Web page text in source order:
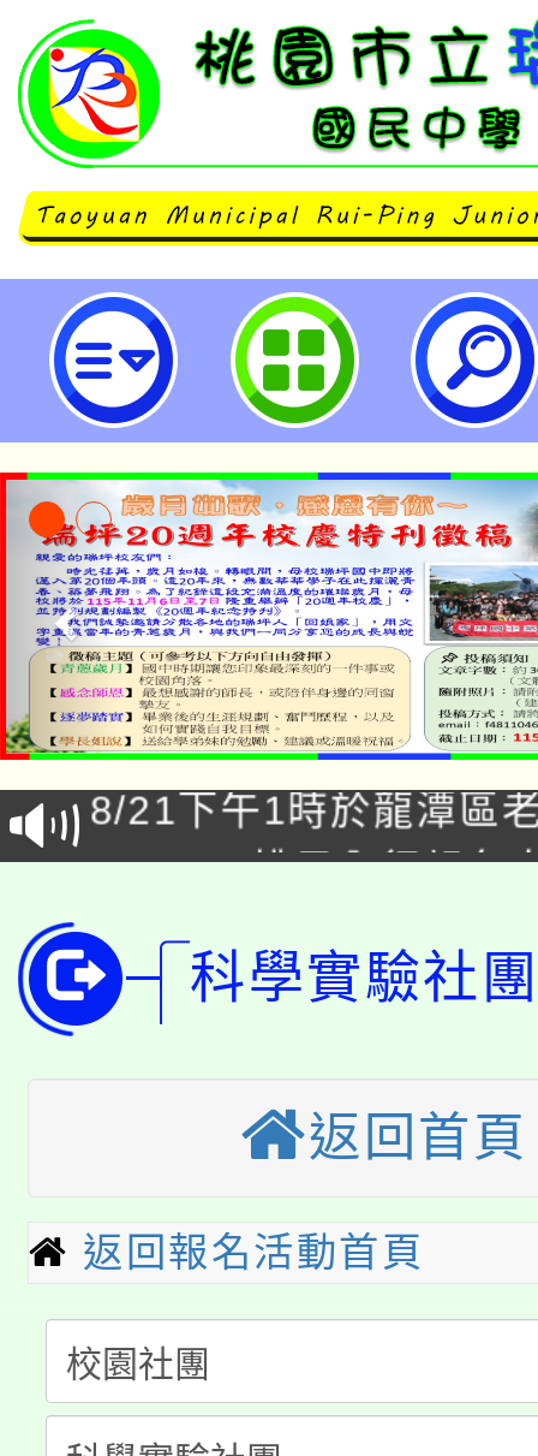
桃園市立瑞坪國民中學
「本色祭」8/29、30在
場熱烈登場!
8/21下午1時於龍潭區
徵才活動。
YOUNG桃局內行報名
局官網。
開!
115年桃園市運動會8/
視費優惠，中低收入戶
半價優惠，詳情可洽有
者。
大園自造教育及科技
份教師增能研習
大溪自造教育及科技
份教師研習
淨零綠生活教案入校路
會
115年食農教育專業人
程
「本色祭」8/29、30在
場熱烈登場!
8/21下午1時於龍潭區
科學實驗社
返回首頁
返回報名活動首頁